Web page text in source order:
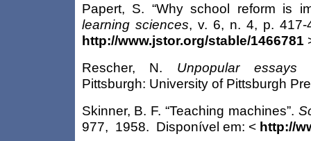
Papert, S. “Why school reform is
learning sciences, v. 6, n. 4, p.
http://www.jstor.org/stable/1466781
Rescher, N. Unpopular essays
Pittsburgh: University of Pittsburgh
Skinner, B. F. “Teaching machines”.
977, 1958. Disponível em: < http://